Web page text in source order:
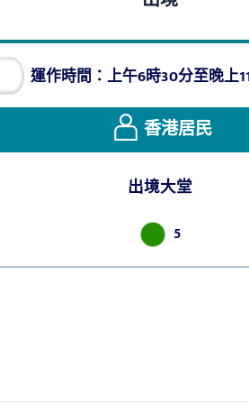
運作時間：上午6時30分至晚上
香港居民
出境大堂
5